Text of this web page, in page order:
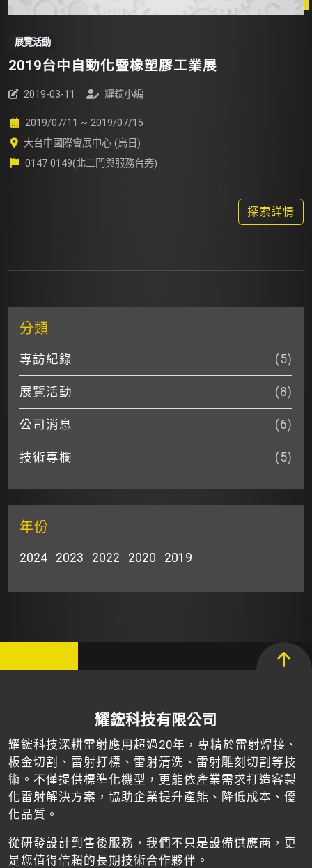
展覽活動
2019台中自動化暨橡塑膠工業展
2019-03-11 耀鋐小編
2019/07/11 ~ 2019/07/15
大台中國際會展中心 (烏日)
0147 0149(北二門與服務台旁)
探索詳情
分類
專訪紀錄 (5)
展覽活動 (8)
公司消息 (6)
技術專欄 (5)
年份
2024 2023 2022 2020 2019
耀鋐科技有限公司
耀鋐科技深耕雷射應用超過20年，專精於雷射焊接、
板金切割、雷射打標、雷射清洗、雷射雕刻切割等技
術。不僅提供標準化機型，更能依產業需求打造客製
化雷射解決方案，協助企業提升產能、降低成本、優
化品質。
從研發設計到售後服務，我們不只是設備供應商，更
是您值得信賴的長期技術合作夥伴。